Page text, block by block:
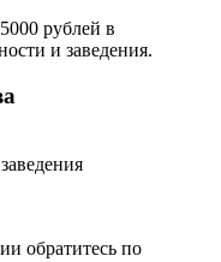
рублей в
и заведения.
обратитесь по